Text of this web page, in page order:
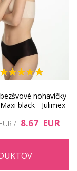
nohavičky
black - Julimex
/ 8.67 EUR